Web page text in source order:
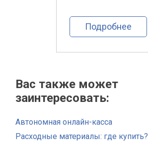
Подробнее
Вас также может
заинтересовать:
Автономная онлайн-касса
Расходные материалы: где купить?